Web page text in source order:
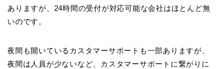
ありますが、24時間の受付が対応可能な会社はほとんど無
いのです。
夜間も開いているカスタマーサポートも一部ありますが、
夜間は人員が少ないなど、カスタマーサポートに繋がりに